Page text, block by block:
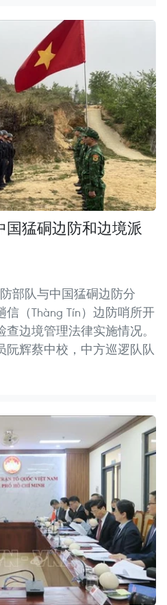
猛硐边防和边境派
部队与中国猛硐边防分
（Thàng Tín）边防哨所开
边境管理法律实施情况。
阮辉蔡中校，中方巡逻队队